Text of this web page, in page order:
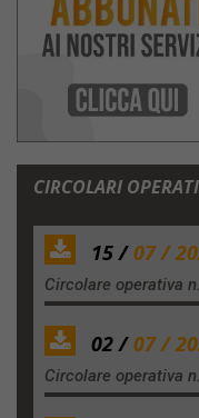
CIRCOLARI
15 /07 /
Circolare operativa
02 /07 /
Circolare operativa